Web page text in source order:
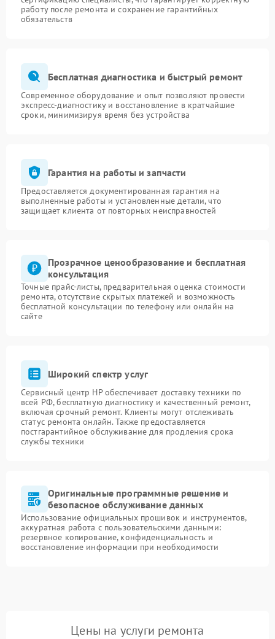
работу после ремонта и сохранение гарантийных
обязательств
Бесплатная диагностика и быстрый ремонт
Современное оборудование и опыт позволяют провести
экспресс-диагностику и восстановление в кратчайшие
сроки, минимизируя время без устройства
Гарантия на работы и запчасти
Предоставляется документированная гарантия на
выполненные работы и установленные детали, что
защищает клиента от повторных неисправностей
Прозрачное ценообразование и бесплатная
консультация
Точные прайс-листы, предварительная оценка стоимости
ремонта, отсутствие скрытых платежей и возможность
бесплатной консультации по телефону или онлайн на
сайте
Широкий спектр услуг
Сервисный центр HP обеспечивает доставку техники по
всей РФ, бесплатную диагностику и качественный ремонт,
включая срочный ремонт. Клиенты могут отслеживать
статус ремонта онлайн. Также предоставляется
постгарантийное обслуживание для продления срока
службы техники
Оригинальные программные решение и
безопасное обслуживание данных
Использование официальных прошивок и инструментов,
аккуратная работа с пользовательскими данными:
резервное копирование, конфиденциальность и
восстановление информации при необходимости
Цены на услуги ремонта